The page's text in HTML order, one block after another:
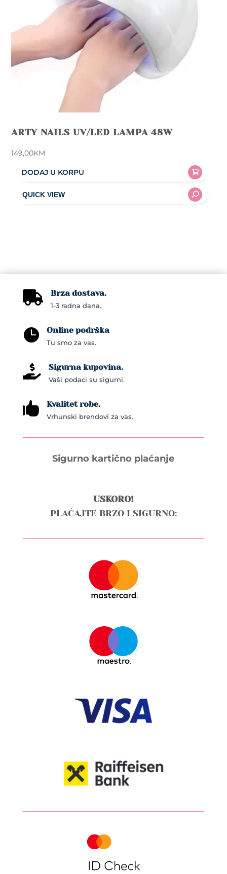
ARTY NAILS UV/LED LAMPA 48W
149,00KM
DODAJ U KORPU
 Brza dostava.
1-3 radna dana.
 Online podrška
Tu smo za vas.
 Sigurna kupovina.
Vaši podaci su sigurni.
 Kvalitet robe.
Vrhunski brendovi za vas.
Sigurno kartično plaćanje
USKORO!
PLAĆAJTE BRZO I SIGURNO: